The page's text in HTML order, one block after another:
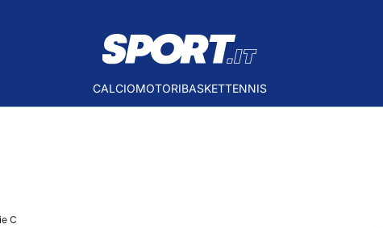
CALCIOMOTORIBASKETTENNIS
C